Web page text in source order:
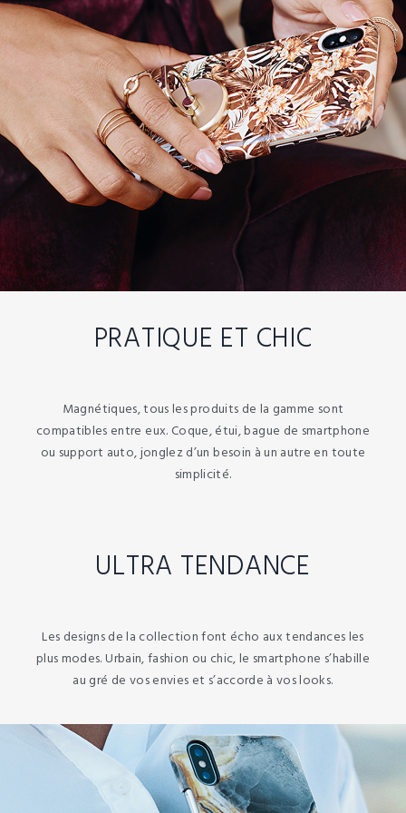
PRATIQUE ET CHIC
Magnétiques, tous les produits de la gamme sont
compatibles entre eux. Coque, étui, bague de smartphone
ou support auto, jonglez d’un besoin à un autre en toute
simplicité.
ULTRA TENDANCE
Les designs de la collection font écho aux tendances les
plus modes. Urbain, fashion ou chic, le smartphone s’habille
au gré de vos envies et s’accorde à vos looks.